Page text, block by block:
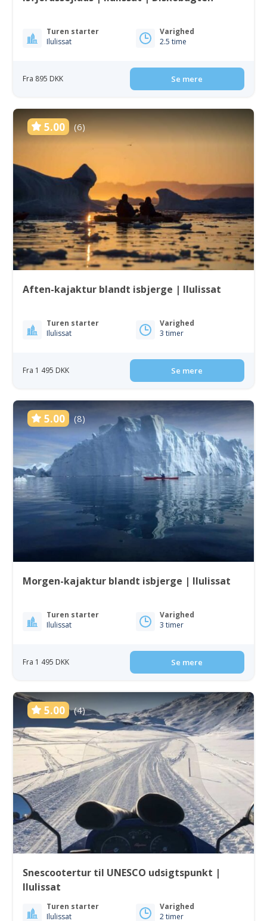
Turen starter
Ilulissat
Varighed
2.5 time
Fra 895 DKK Se mere
5.00 (6)
Aften-kajaktur blandt isbjerge | Ilulissat
Turen starter
Ilulissat
Varighed
3 timer
Fra 1 495 DKK Se mere
5.00 (8)
Morgen-kajaktur blandt isbjerge | Ilulissat
Turen starter
Ilulissat
Varighed
3 timer
Fra 1 495 DKK Se mere
5.00 (4)
Snescootertur til UNESCO udsigtspunkt |
Ilulissat
Turen starter
Ilulissat
Varighed
2 timer